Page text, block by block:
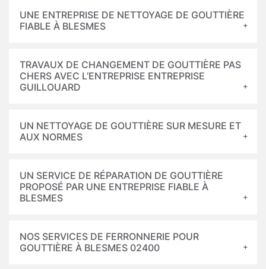
UNE ENTREPRISE DE NETTOYAGE DE GOUTTIÈRE
FIABLE À BLESMES
TRAVAUX DE CHANGEMENT DE GOUTTIÈRE PAS
CHERS AVEC L’ENTREPRISE ENTREPRISE
GUILLOUARD
UN NETTOYAGE DE GOUTTIÈRE SUR MESURE ET
AUX NORMES
UN SERVICE DE RÉPARATION DE GOUTTIÈRE
PROPOSÉ PAR UNE ENTREPRISE FIABLE À
BLESMES
NOS SERVICES DE FERRONNERIE POUR
GOUTTIÈRE À BLESMES 02400